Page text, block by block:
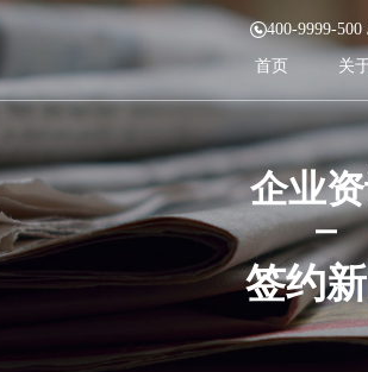
400-9999-500
首页 关
企业
签约